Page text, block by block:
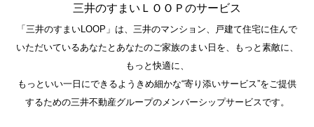
三井のすまいＬＯＯＰのサービス
「三井のすまいLOOP」は、三井のマンション、戸建て住宅に住んで
いただいているあなたとあなたのご家族のまい日を、もっと素敵に、
もっと快適に、
もっといい一日にできるようきめ細かな“寄り添いサービス”をご提供
するための三井不動産グループのメンバーシップサービスです。